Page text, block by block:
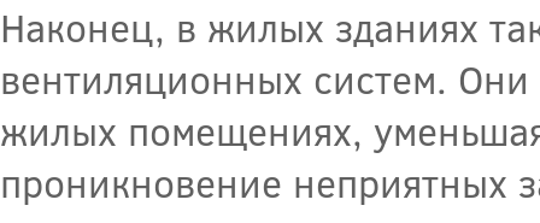
Наконец, в жилых зданиях
вентиляционных систем.
жилых помещениях,
проникновение неприятных